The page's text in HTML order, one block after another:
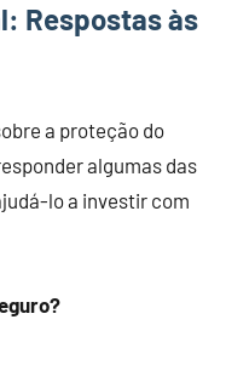
Respostas às
a proteção do
algumas das
lo a investir com